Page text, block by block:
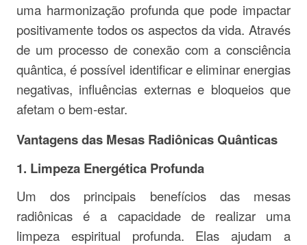
uma harmonização profunda que pode impactar
positivamente todos os aspectos da vida. Através
de um processo de conexão com a consciência
quântica, é possível identificar e eliminar energias
negativas, influências externas e bloqueios que
afetam o bem-estar.
Vantagens das Mesas Radiônicas Quânticas
1. Limpeza Energética Profunda
Um dos principais benefícios das mesas
radiônicas é a capacidade de realizar uma
limpeza espiritual profunda. Elas ajudam a